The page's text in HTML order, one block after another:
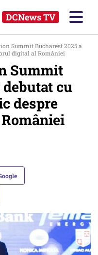
DCNews TV
Summit Bucharest 2025 a
digital al României
Summit
debutat cu
despre